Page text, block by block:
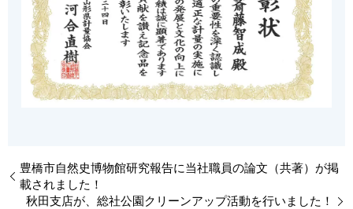
豊橋市自然史博物館研究報告に当社職員の論文（共著）が掲
載されました！
秋田支店が、総社公園クリーンアップ活動を行いました！